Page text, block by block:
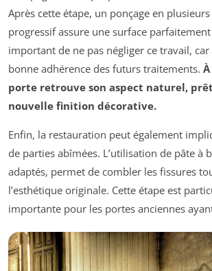
Après cette étape, un ponçage en
progressif assure une surface
important de ne pas négliger ce travail,
bonne adhérence des futurs traitements.
porte retrouve son aspect naturel,
nouvelle finition décorative.
Enfin, la restauration peut également
de parties abîmées. L’utilisation de pâte à
adaptés, permet de combler les fissures
l’esthétique originale. Cette étape est
importante pour les portes anciennes